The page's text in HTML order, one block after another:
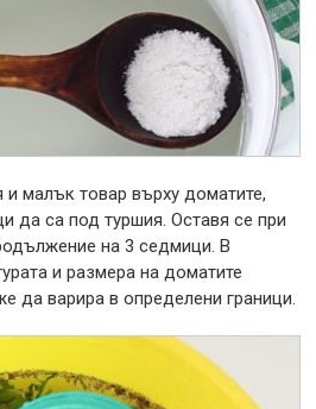
и малък товар върху доматите,
да са под туршия. Оставя се при
на 3 седмици. В
и размера на доматите
да варира в определени граници.